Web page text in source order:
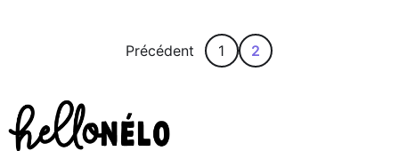
Précédent 1 2